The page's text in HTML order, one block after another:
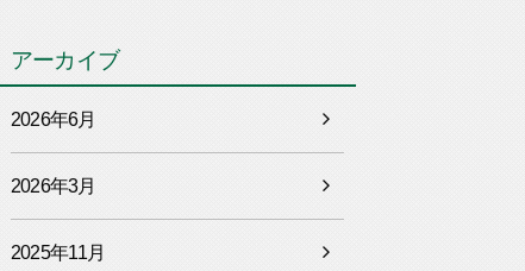
アーカイブ
2026年6月
2026年3月
2025年11月